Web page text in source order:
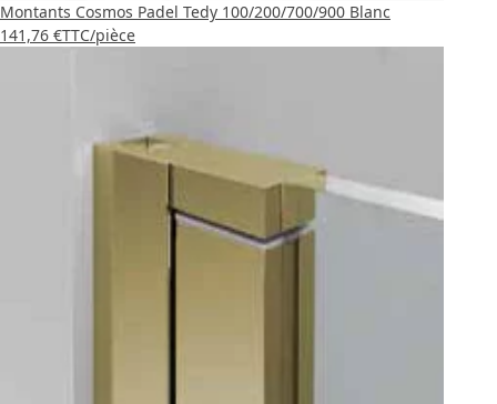
Montants Cosmos Padel Tedy 100/200/700/900 Blanc
141,76 €TTC/pièce